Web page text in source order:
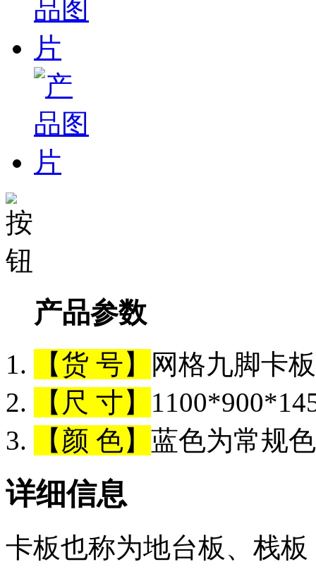
产品参数
【货 号】
网格九脚卡
【尺 寸】
【颜 色】 蓝色为常规
详细信息
卡板也称为地台板、栈